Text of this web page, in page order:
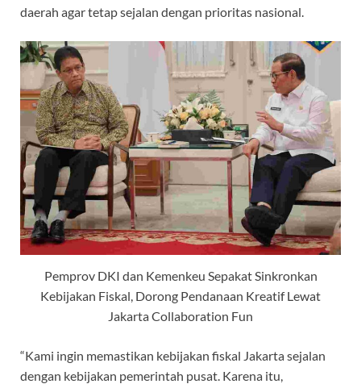
daerah agar tetap sejalan dengan prioritas nasional.
Pemprov DKI dan Kemenkeu Sepakat Sinkronkan
Kebijakan Fiskal, Dorong Pendanaan Kreatif Lewat
Jakarta Collaboration Fun
“Kami ingin memastikan kebijakan fiskal Jakarta sejalan
dengan kebijakan pemerintah pusat. Karena itu,